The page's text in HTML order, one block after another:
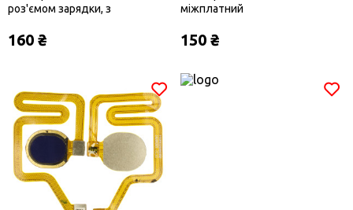
роз'ємом зарядки, з
160 ₴
міжплатний
150 ₴